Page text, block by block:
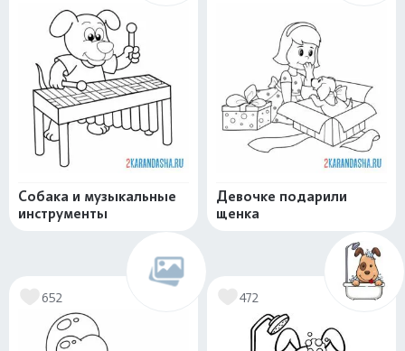
Собака и музыкальные
инструменты
Девочке подарили
щенка
652 472